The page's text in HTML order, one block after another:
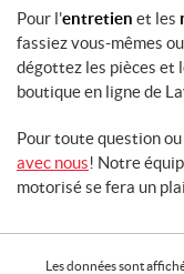
Pour l'entretien et les
fassiez vous-mêmes
dégottez les pièces et
boutique en ligne de
Pour toute question
avec nous! Notre
motorisé se fera un
Les données sont